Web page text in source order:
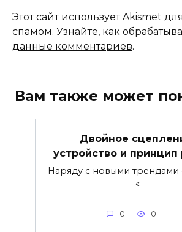
Этот сайт использует Akismet
спамом. Узнайте, как
данные комментариев.
Вам также может
Двойное
устройство и принцип
Наряду с новыми трендами
«
0 0